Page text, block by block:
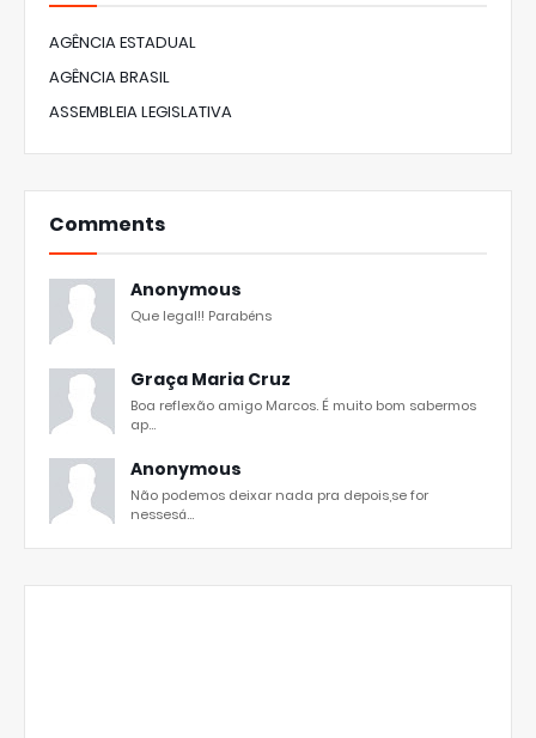
AGÊNCIA ESTADUAL
AGÊNCIA BRASIL
ASSEMBLEIA LEGISLATIVA
Comments
Anonymous
Que legal!! Parabéns
Graça Maria Cruz
Boa reflexão amigo Marcos. É muito bom sabermos
ap...
Anonymous
Não podemos deixar nada pra depois,se for
nessesá...